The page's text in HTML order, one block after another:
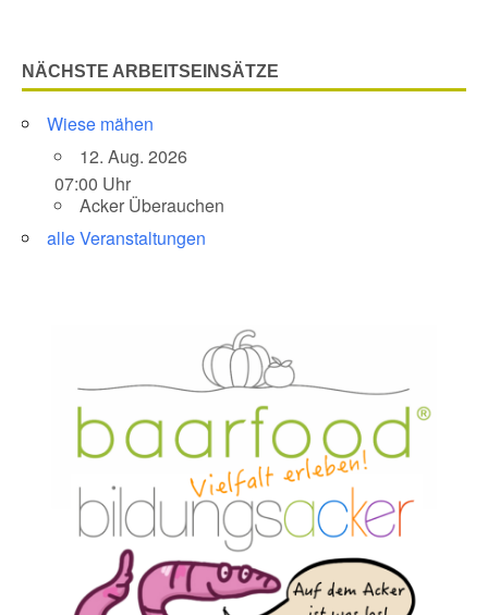
NÄCHSTE ARBEITSEINSÄTZE
Wiese mähen
12. Aug. 2026
07:00 Uhr
Acker Überauchen
alle Veranstaltungen